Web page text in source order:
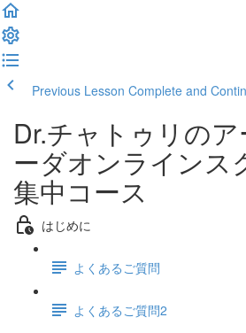
Previous Lesson Complete and
Dr.チャトゥリの
ーダオンラインス
集中コース
はじめに
よくあるご質問
よくあるご質問2